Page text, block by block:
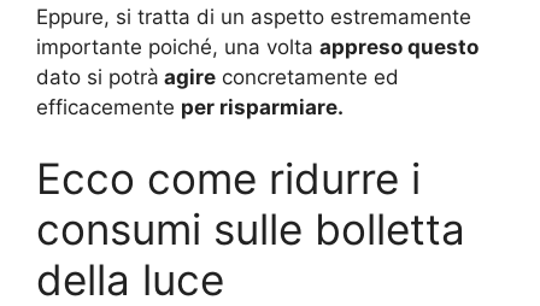
Eppure, si tratta di un aspetto estremamente
importante poiché, una volta appreso questo
dato si potrà agire concretamente ed
efficacemente per risparmiare.
Ecco come ridurre i
consumi sulle bolletta
della luce